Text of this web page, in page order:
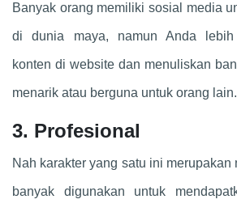
Banyak orang memiliki sosial media
di dunia maya, namun Anda lebih
konten di website dan menuliskan
menarik atau berguna untuk orang lain.
3. Profesional
Nah karakter yang satu ini
banyak digunakan untuk